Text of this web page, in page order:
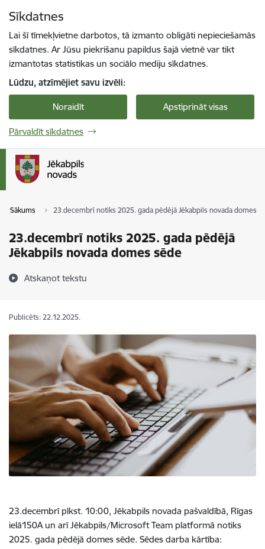
Sīkdatnes
Lai šī tīmekļvietne darbotos, tā izmanto obligāti nepieciešamās
sīkdatnes. Ar Jūsu piekrišanu papildus šajā vietnē var tikt
izmantotas statistikas un sociālo mediju sīkdatnes.
Lūdzu, atzīmējiet savu izvēli:
Noraidīt Apstiprināt visas
Pārvaldīt sīkdatnes
Sākums 23.decembrī notiks 2025. gada pēdējā Jēkabpils novada domes
23.decembrī notiks 2025. gada pēdējā
Jēkabpils novada domes sēde
Atskaņot tekstu
Publicēts: 22.12.2025.
23.decembrī plkst. 10:00, Jēkabpils novada pašvaldībā, Rīgas
ielā150A un arī Jēkabpils/Microsoft Team platformā notiks
2025. gada pēdējā domes sēde. Sēdes darba kārtība: